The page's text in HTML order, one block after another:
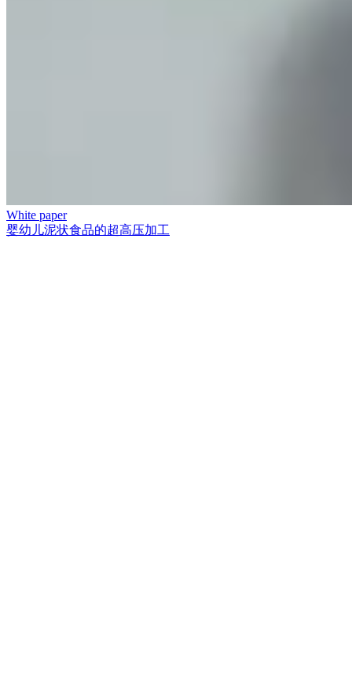
White paper
婴幼儿泥状食品的超高压加工